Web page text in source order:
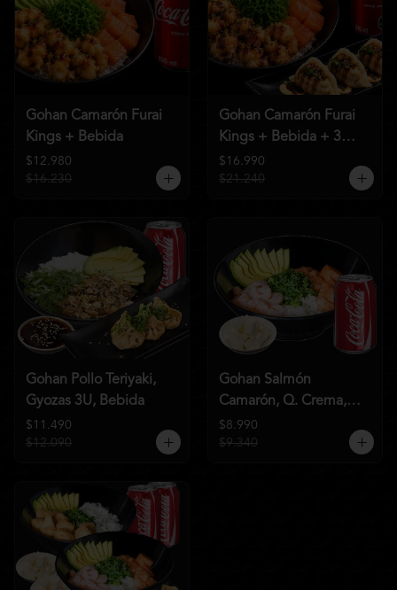
Gohan Camarón Furai
Kings + Bebida
$12.980
$16.230
Gohan Camarón Furai
Kings + Bebida + 3
Unid de Gyozas Nikkei
$16.990
$21.240
Gohan Pollo Teriyaki,
Gyozas 3U, Bebida
$11.490
$12.090
Gohan Salmón
Camarón, Q. Crema,
Bebida
$8.990
$9.340